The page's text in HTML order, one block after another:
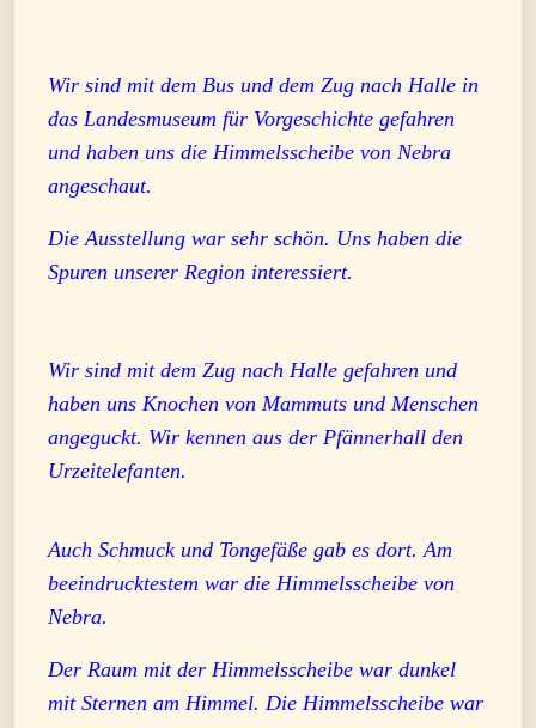
Wir sind mit dem Bus und dem Zug nach Halle in
das Landesmuseum für Vorgeschichte gefahren
und haben uns die Himmelsscheibe von Nebra
angeschaut.
Die Ausstellung war sehr schön. Uns haben die
Spuren unserer Region interessiert.
Wir sind mit dem Zug nach Halle gefahren und
haben uns Knochen von Mammuts und Menschen
angeguckt. Wir kennen aus der Pfännerhall den
Urzeitelefanten.
Auch Schmuck und Tongefäße gab es dort. Am
beeindrucktestem war die Himmelsscheibe von
Nebra.
Der Raum mit der Himmelsscheibe war dunkel
mit Sternen am Himmel. Die Himmelsscheibe war